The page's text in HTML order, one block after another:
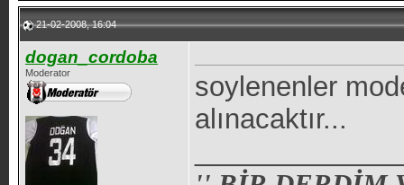
21-02-2008, 16:04
dogan_cordoba
Moderator
soylenenler
alınacaktır...